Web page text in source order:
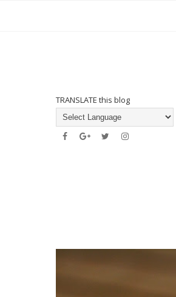
TRANSLATE this blog